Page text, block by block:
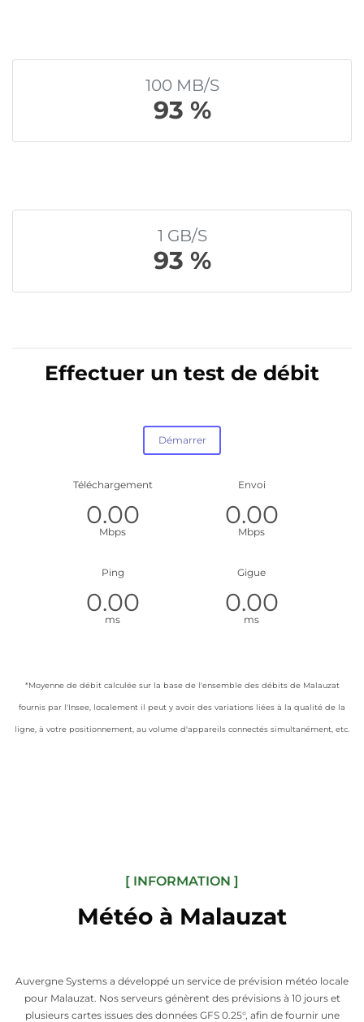
100 MB/S
93 %
1 GB/S
93 %
Effectuer un test de débit
Téléchargement
Mbps
Envoi
Mbps
Ping
ms
Gigue
ms
*Moyenne de débit calculée sur la base de l'ensemble des débits de Malauzat
fournis par l'Insee, localement il peut y avoir des variations liées à la qualité de la
ligne, à votre positionnement, au volume d'appareils connectés simultanément, etc.
[ INFORMATION ]
Météo à Malauzat
Auvergne Systems a développé un service de prévision météo locale
pour Malauzat. Nos serveurs génèrent des prévisions à 10 jours et
plusieurs cartes issues des données GFS 0.25°, afin de fournir une